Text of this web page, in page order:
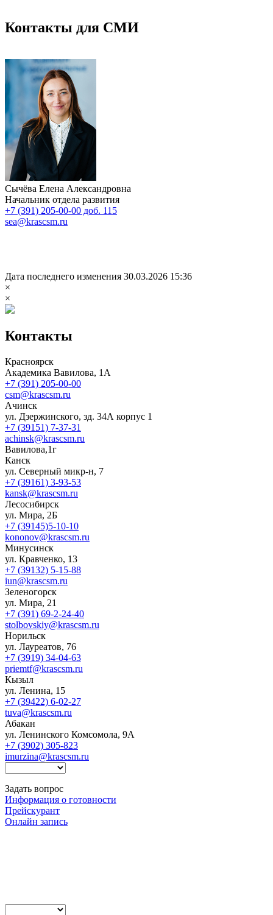
Контакты для СМИ
Сычёва Елена Александровна
Начальник отдела развития
+7 (391) 205-00-00 доб. 115
sea@krascsm.ru
Дата последнего изменения 30.03.2026 15:36
×
×
Контакты
Красноярск
Академика Вавилова, 1А
+7 (391) 205-00-00
csm@krascsm.ru
Ачинск
ул. Дзержинского, зд. 34А корпус 1
+7 (39151) 7-37-31
achinsk@krascsm.ru
Вавилова,1г
Канск
ул. Северный микр-н, 7
+7 (39161) 3-93-53
kansk@krascsm.ru
Лесосибирск
ул. Мира, 2Б
+7 (39145)5-10-10
kononov@krascsm.ru
Минусинск
ул. Кравченко, 13
+7 (39132) 5-15-88
iun@krascsm.ru
Зеленогорск
ул. Мира, 21
+7 (391) 69-2-24-40
stolbovskiy@krascsm.ru
Норильск
ул. Лауреатов, 76
+7 (3919) 34-04-63
priemtf@krascsm.ru
Кызыл
ул. Ленина, 15
+7 (39422) 6-02-27
tuva@krascsm.ru
Абакан
ул. Ленинского Комсомола, 9А
+7 (3902) 305-823
imurzina@krascsm.ru
Задать вопрос
Информация о готовности
Прейскурант
Онлайн запись